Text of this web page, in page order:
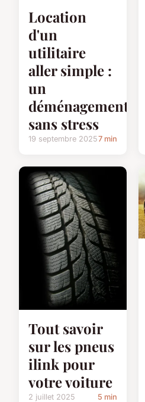
Location
d'un
utilitaire
aller simple :
un
déménagement
sans stress
19 septembre 20257 min
Tout savoir
sur les pneus
ilink pour
votre voiture
2 juillet 2025 5 min